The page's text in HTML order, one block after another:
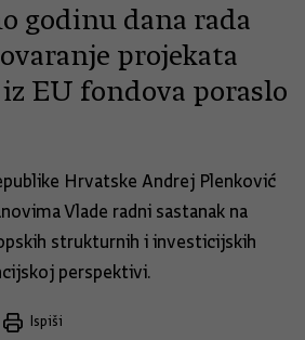
godinu dana rada
projekata
EU fondova poraslo
Hrvatske Andrej Plenković
Vlade radni sastanak na
strukturnih i investicijskih
perspektivi.
Ispiši